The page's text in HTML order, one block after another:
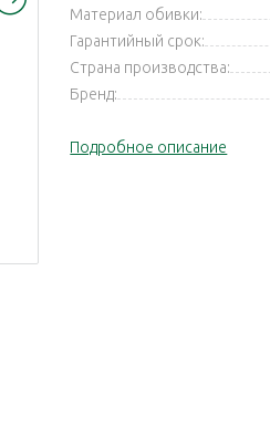
Материал обивки:
Гарантийный срок:
Страна производства:
Бренд:
Подробное описание